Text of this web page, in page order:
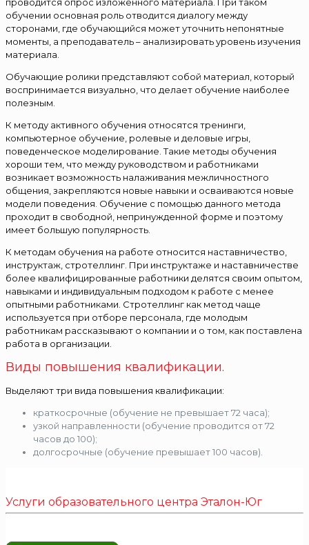
обучении основная роль отводится диалогу между
сторонами, где обучающийся может уточнить непонятные
моменты, а преподаватель – анализировать уровень изучения
материала.
Обучающие ролики представляют собой материал, который
воспринимается визуально, что делает обучение наиболее
полезным.
К методу активного обучения относятся тренинги,
компьютерное обучение, ролевые и деловые игры,
поведенческое моделирование. Такие методы обучения
хороши тем, что между руководством и работниками
возникает возможность налаживания межличностного
общения, закрепляются новые навыки и осваиваются новые
модели поведения. Обучение с помощью данного метода
проходит в свободной, непринужденной форме и поэтому
имеет большую популярность.
К методам обучения на работе относится наставничество,
инструктаж, стротеллинг. При инструктаже и наставничестве
более квалифицированные работники делятся своим опытом,
навыками и индивидуальным подходом к работе с менее
опытными работниками. Стротеллинг как метод чаще
используется при отборе персонала, где молодым
работникам рассказывают о компании и о том, как поставлена
работа в организации.
Виды повышения квалификации.
Выделяют три вида повышения квалификации:
краткосрочные (обучение не превышает 72 часа);
узкой направленности (обучение проводится от 72
часов до 100);
долгосрочные (обучение превышает 100 часов).
Услуги образовательного центра Эталон-Юг